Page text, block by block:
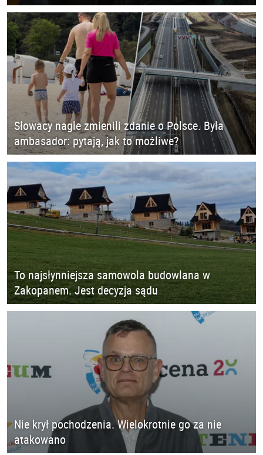
Słowacy nagle zmienili zdanie o Polsce. Była
ambasador: pytają, jak to możliwe?
To najsłynniejsza samowola budowlana w
Zakopanem. Jest decyzja sądu
Nie krył pochodzenia. Wielokrotnie go za nie
atakowano